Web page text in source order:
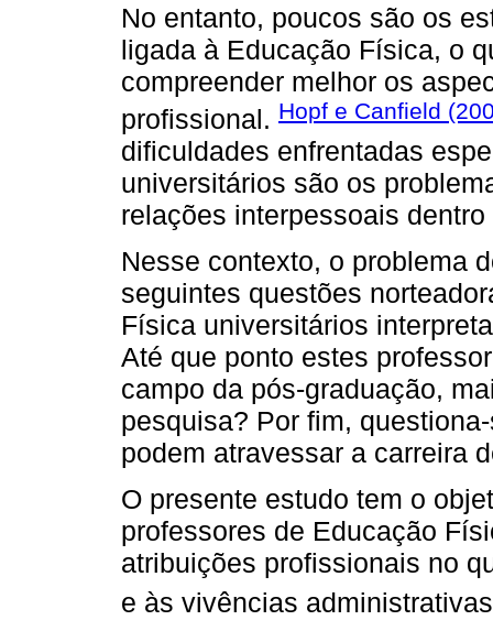
No entanto, poucos são os
ligada à Educação Física, o
compreender melhor os
profissional. Hopf e Canfield
dificuldades enfrentadas
universitários são os
relações interpessoais
Nesse contexto, o problema
seguintes questões
Física universitários
Até que ponto estes
campo da pós-graduação,
pesquisa? Por fim,
podem atravessar a carreira
O presente estudo tem o
professores de Educação
atribuições profissionais no
e às vivências administrativas